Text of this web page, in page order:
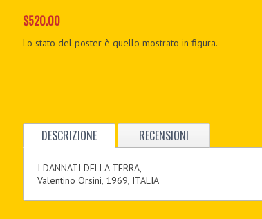
$520.00
Lo stato del poster è quello mostrato in figura.
DESCRIZIONE RECENSIONI
I DANNATI DELLA TERRA,
Valentino Orsini, 1969, ITALIA